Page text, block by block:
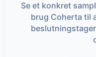
Se et konkret
brug Coherta til